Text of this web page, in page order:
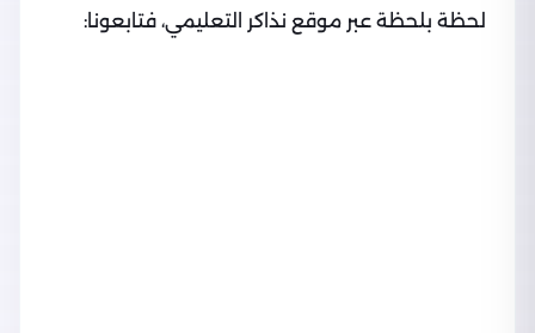
لحظة بلحظة عبر موقع نذاكر التعليمي، فتابعونا: